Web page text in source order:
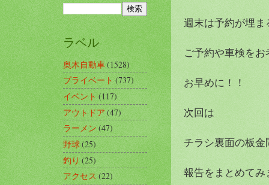
週末は予約が埋
ご予約や車検を
お早めに！！
次回は
チラシ裏面の板
報告をまとめてみ
ラベル
奥木自動車(1528)
プライベート(737)
イベント(117)
アウトドア(47)
ラーメン(47)
野球(25)
釣り(25)
アクセス(22)